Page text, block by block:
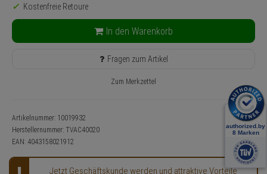
Kostenfreie Retoure
In den Warenkorb
Fragen zum Artikel
Zum Merkzettel
Artikelnummer: 10019932
Herstellernummer: TVAC40020
EAN: 4043158021912
Jetzt Geschäftskunde werden und attraktive Vorteile